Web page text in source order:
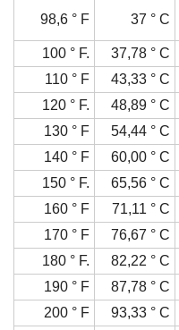
98,6 ° F 37 ° C
100 ° F.
37,78 ° C
110 ° F
43,33 ° C
120 ° F.
48,89 ° C
130 ° F
54,44 ° C
140 ° F
60,00 ° C
150 ° F.
65,56 ° C
160 ° F
71,11 ° C
170 ° F
76,67 ° C
180 ° F.
82,22 ° C
190 ° F
87,78 ° C
200 ° F
93,33 ° C